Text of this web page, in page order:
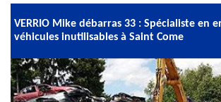
VERRIO Mike débarras 33 : Spécialiste en
véhicules inutilisables à Saint Come